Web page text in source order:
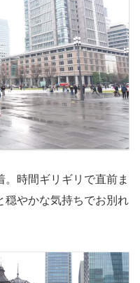
時間ギリギリで直前ま
穏やかな気持ちでお別れ